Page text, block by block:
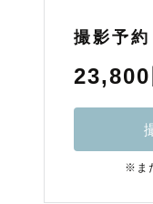
撮影予約
23,800
※ま